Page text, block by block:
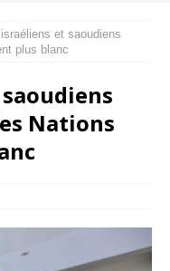
et saoudiens
plus blanc
Nations